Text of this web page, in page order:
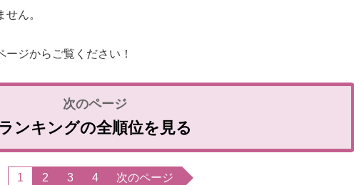
ん。
ジからご覧ください！
ランキングの全順位を見る
1 2 3 4 次のページ